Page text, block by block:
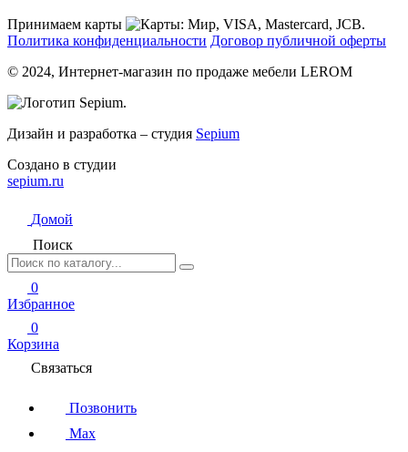
Принимаем карты
Политика конфиденциальности Договор публичной оферты
© 2024, Интернет-магазин по продаже мебели LEROM
Дизайн и разработка – студия Sepium
Создано в студии
sepium.ru
Домой
Поиск
0
Избранное
0
Корзина
Связаться
Позвонить
Max